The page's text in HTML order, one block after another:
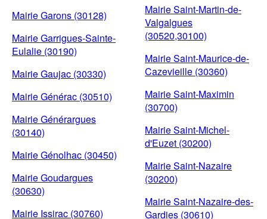
Mairie Garons (30128)
Mairie Garrigues-Sainte-
Eulalie (30190)
Mairie Gaujac (30330)
Mairie Générac (30510)
Mairie Générargues
(30140)
Mairie Génolhac (30450)
Mairie Goudargues
(30630)
Mairie Issirac (30760)
Mairie Saint-Martin-de-
Valgalgues
(30520,30100)
Mairie Saint-Maurice-de-
Cazevieille (30360)
Mairie Saint-Maximin
(30700)
Mairie Saint-Michel-
d'Euzet (30200)
Mairie Saint-Nazaire
(30200)
Mairie Saint-Nazaire-des-
Gardies (30610)